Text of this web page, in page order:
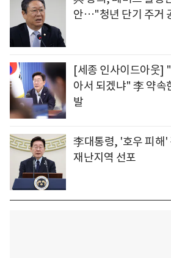
안…"청년 단기 주거
[세종 인사이드아웃]
아서 되겠냐" 李 약속
발
李대통령, '호우 피해'
재난지역 선포